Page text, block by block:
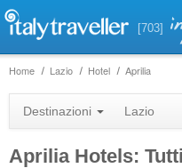
[703]
Home Lazio Hotel Aprilia
Destinazioni Lazio
Aprilia Hotels: